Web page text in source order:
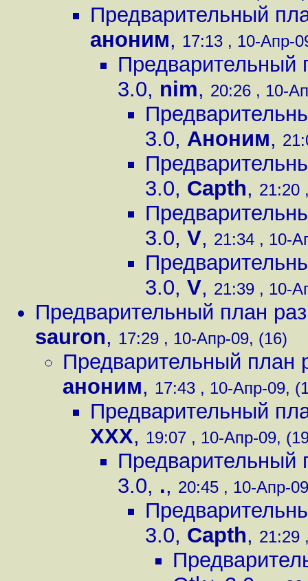
Предварительный
аноним, 17:13 , 10-Апр-
Предварительный
3.0, nim, 20:26 , 10-
3.0, Аноним,
3.0, Capth, 21:20
3.0, V, 21:34 , 10-
3.0, V, 21:39 , 10-
Предварительный план
sauron, 17:29 , 10-Апр-09, (16)
Предварительный план
аноним, 17:43 , 10-Апр-09,
Предварительный
XXX, 19:07 , 10-Апр-09,
Предварительный
3.0, ., 20:45 , 10-Апр-
3.0, Capth, 21:29